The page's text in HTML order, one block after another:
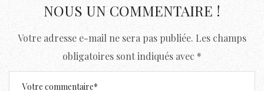
NOUS UN COMMENTAIRE !
Votre adresse e-mail ne sera pas publiée. Les champs
obligatoires sont indiqués avec*